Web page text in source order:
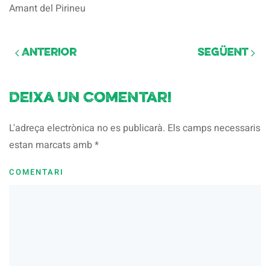
Amant del Pirineu
Anterior Següent
Deixa un comentari
L'adreça electrònica no es publicarà. Els camps necessaris
estan marcats amb*
COMENTARI